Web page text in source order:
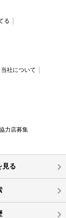
る
当社について
力店募集
見る